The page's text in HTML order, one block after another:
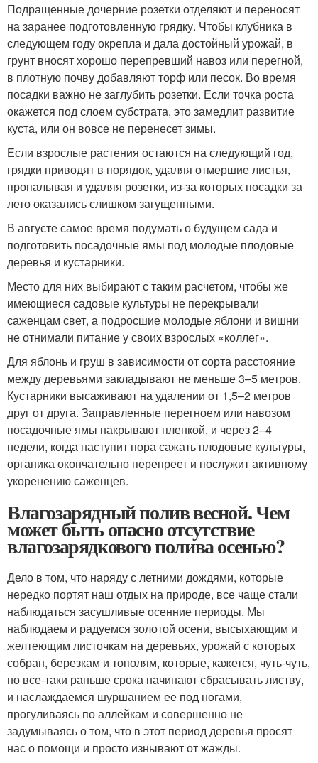
Подращенные дочерние розетки отделяют и переносят
на заранее подготовленную грядку. Чтобы клубника в
следующем году окрепла и дала достойный урожай, в
грунт вносят хорошо перепревший навоз или перегной,
в плотную почву добавляют торф или песок. Во время
посадки важно не заглубить розетки. Если точка роста
окажется под слоем субстрата, это замедлит развитие
куста, или он вовсе не перенесет зимы.
Если взрослые растения остаются на следующий год,
грядки приводят в порядок, удаляя отмершие листья,
пропалывая и удаляя розетки, из-за которых посадки за
лето оказались слишком загущенными.
В августе самое время подумать о будущем сада и
подготовить посадочные ямы под молодые плодовые
деревья и кустарники.
Место для них выбирают с таким расчетом, чтобы же
имеющиеся садовые культуры не перекрывали
саженцам свет, а подросшие молодые яблони и вишни
не отнимали питание у своих взрослых «коллег».
Для яблонь и груш в зависимости от сорта расстояние
между деревьями закладывают не меньше 3–5 метров.
Кустарники высаживают на удалении от 1,5–2 метров
друг от друга. Заправленные перегноем или навозом
посадочные ямы накрывают пленкой, и через 2–4
недели, когда наступит пора сажать плодовые культуры,
органика окончательно перепреет и послужит активному
укоренению саженцев.
Влагозарядный полив весной. Чем
может быть опасно отсутствие
влагозарядкового полива осенью?
Дело в том, что наряду с летними дождями, которые
нередко портят наш отдых на природе, все чаще стали
наблюдаться засушливые осенние периоды. Мы
наблюдаем и радуемся золотой осени, высыхающим и
желтеющим листочкам на деревьях, урожай с которых
собран, березкам и тополям, которые, кажется, чуть-чуть,
но все-таки раньше срока начинают сбрасывать листву,
и наслаждаемся шуршанием ее под ногами,
прогуливаясь по аллейкам и совершенно не
задумываясь о том, что в этот период деревья просят
нас о помощи и просто изнывают от жажды.